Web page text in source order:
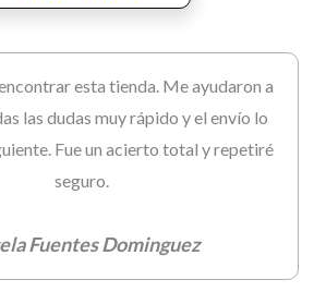
esta tienda. Me ayudaron a
las dudas muy rápido y el envío lo
Fue un acierto total y repetiré
seguro.
Fuentes Dominguez